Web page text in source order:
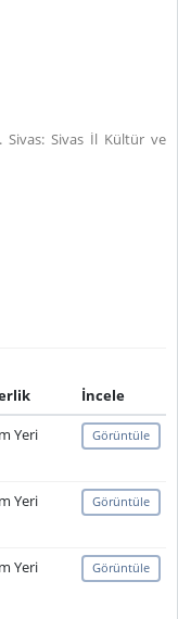
Sivas: Sivas İl Kültür ve
İncele
Yeri Görüntüle
Yeri Görüntüle
Yeri Görüntüle